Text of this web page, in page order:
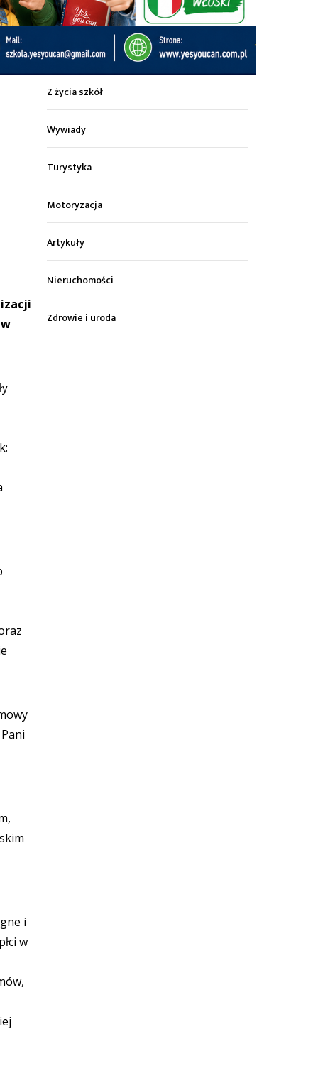
i
w
Kultura
Wiadomości z regionu
Z życia szkół
Wywiady
Turystyka
Motoryzacja
Artykuły
Nieruchomości
Zdrowie i uroda